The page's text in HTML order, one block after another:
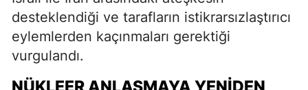
desteklendiği ve tarafların istikrarsızlaştırıcı
eylemlerden kaçınmaları gerektiği
vurgulandı.